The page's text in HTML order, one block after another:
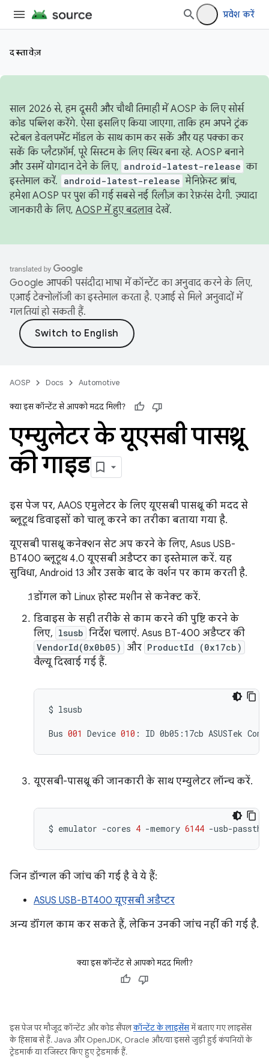
प्रवेश करें
दस्तावेज़
साल 2026 से, हम दूसरी और चौथी तिमाही में AOSP के लिए सोर्स
कोड पब्लिश करेंगे. ऐसा इसलिए किया जाएगा, ताकि हम अपने ट्रंक
स्टेबल डेवलपमेंट मॉडल के साथ काम कर सकें और यह पक्का कर
सकें कि प्लैटफ़ॉर्म, पूरे सिस्टम के लिए स्थिर बना रहे. AOSP बनाने
और उसमें योगदान देने के लिए, android-latest-release का
इस्तेमाल करें.
android-latest-release मेनिफ़ेस्ट ब्रांच,
हमेशा AOSP पर पुश की गई सबसे नई रिलीज़ का रेफ़रंस देगी. ज़्यादा
जानकारी के लिए, AOSP में हुए बदलावदेखें.
Google आपकी पसंदीदा भाषा में कॉन्टेंट का अनुवाद करने के लिए,
एआई टेक्नोलॉजी का इस्तेमाल करता है. एआई से मिले अनुवादों में
गलतियां हो सकती हैं.
AOSP Docs Automotive
क्या इस कॉन्टेंट से आपको मदद मिली?
एम्युलेटर के यूएसबी पासथ्रू
की गाइड
इस पेज पर, AAOS एमुलेटर के लिए यूएसबी पासथ्रू की मदद से
ब्लूटूथ डिवाइसों को चालू करने का तरीका बताया गया है.
यूएसबी पासथ्रू कनेक्शन सेट अप करने के लिए, Asus USB-
BT400 ब्लूटूथ 4.0 यूएसबी अडैप्टर का इस्तेमाल करें. यह
सुविधा, Android 13 और उसके बाद के वर्शन पर काम करती है.
डोंगल को Linux होस्ट मशीन से कनेक्ट करें.
डिवाइस के सही तरीके से काम करने की पुष्टि करने के
लिए, lsusb निर्देश चलाएं. Asus BT-400 अडैप्टर की
VendorId(0x0b05) और ProductId (0x17cb)
वैल्यू दिखाई गई हैं.
$ lsusb
Bus 001 Device 010 : ID 0b05:17cb ASUSTek
यूएसबी-पासथ्रू की जानकारी के साथ एम्युलेटर लॉन्च करें.
$ emulator -cores 4 -memory 6144 -usb-
जिन डॉन्गल की जांच की गई है वे ये हैं:
ASUS USB-BT400 यूएसबी अडैप्टर
अन्य डॉंगल काम कर सकते हैं, लेकिन उनकी जांच नहीं की गई है.
क्या इस कॉन्टेंट से आपको मदद मिली?
इस पेज पर मौजूद कॉन्टेंट और कोड सैंपलकॉन्टेंट के लाइसेंसमें बताए गए लाइसेंस
के हिसाब से हैं. Java और OpenJDK, Oracle और/या इससे जुड़ी हुई कंपनियों के
ट्रेडमार्क या रजिस्टर किए हुए ट्रेडमार्क हैं.